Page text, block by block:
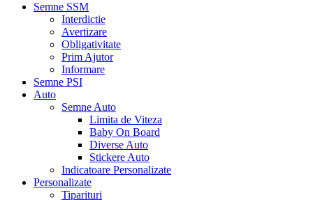
Semne SSM
Interdictie
Avertizare
Obligativitate
Prim Ajutor
Informare
Semne PSI
Auto
Semne Auto
Limita de Viteza
Baby On Board
Diverse Auto
Stickere Auto
Indicatoare Personalizate
Personalizate
Tiparituri